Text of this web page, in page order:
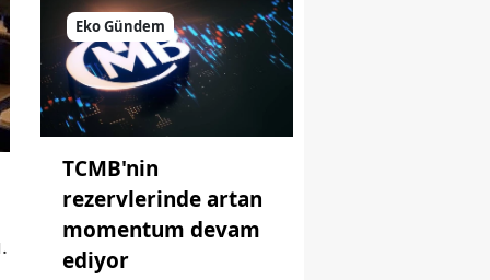
Eko Gündem
TCMB'nin
rezervlerinde artan
momentum devam
ediyor